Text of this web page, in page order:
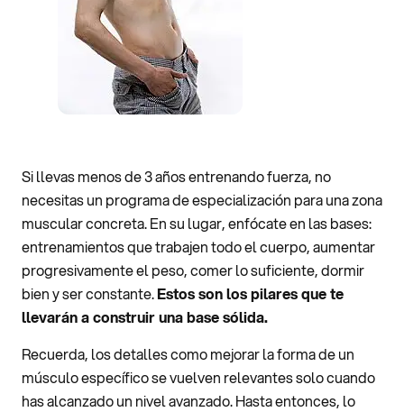
Si llevas menos de 3 años entrenando fuerza, no
necesitas un programa de especialización para una zona
muscular concreta. En su lugar, enfócate en las bases:
entrenamientos que trabajen todo el cuerpo, aumentar
progresivamente el peso, comer lo suficiente, dormir
bien y ser constante.Estos son los pilares que te
llevarán a construir una base sólida.
Recuerda, los detalles como mejorar la forma de un
músculo específico se vuelven relevantes solo cuando
has alcanzado un nivel avanzado. Hasta entonces, lo